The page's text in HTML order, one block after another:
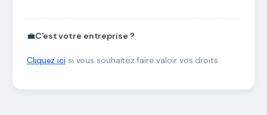
💼C'est votre entreprise ?
Cliquez icisi vous souhaitez faire valoir vos droits.